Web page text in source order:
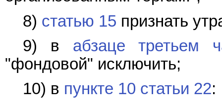
8) статью 15 признать
9) в абзаце третьем
"фондовой" исключить;
10) в пункте 10 статьи 22: